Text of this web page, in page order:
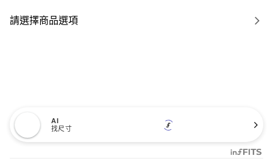
請選擇商品選項
AI
找尺寸